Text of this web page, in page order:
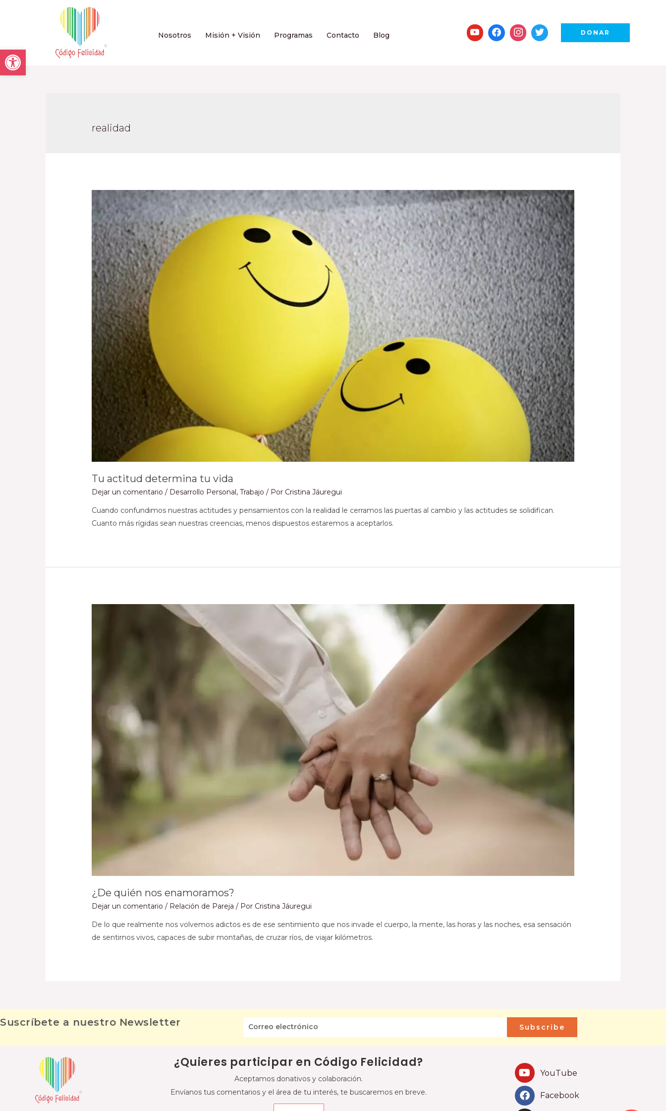
Open toolbar
Nosotros Misión + Visión Programas Contacto Blog DONAR
realidad
Tu actitud determina tu vida
Dejar un comentario / Desarrollo Personal,Trabajo / Por Cristina Jáuregui
Cuando confundimos nuestras actitudes y pensamientos con la realidad le cerramos las puertas al cambio y las actitudes se solidifican.
Cuanto más rígidas sean nuestras creencias, menos dispuestos estaremos a aceptarlos.
¿De quién nos enamoramos?
Dejar un comentario / Relación de Pareja / Por Cristina Jáuregui
De lo que realmente nos volvemos adictos es de ese sentimiento que nos invade el cuerpo, la mente, las horas y las noches, esa sensación
de sentirnos vivos, capaces de subir montañas, de cruzar ríos, de viajar kilómetros.
Suscríbete a nuestro Newsletter Subscribe
¿Quieres participar en Código Felicidad?
Aceptamos donativos y colaboración.
Envíanos tus comentarios y el área de tu interés, te buscaremos en breve.
YouTube
Facebook